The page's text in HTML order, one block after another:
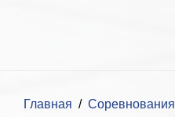
Главная Соревнования